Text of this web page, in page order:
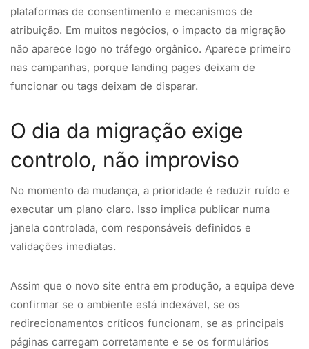
plataformas de consentimento e mecanismos de
atribuição. Em muitos negócios, o impacto da migração
não aparece logo no tráfego orgânico. Aparece primeiro
nas campanhas, porque landing pages deixam de
funcionar ou tags deixam de disparar.
O dia da migração exige
controlo, não improviso
No momento da mudança, a prioridade é reduzir ruído e
executar um plano claro. Isso implica publicar numa
janela controlada, com responsáveis definidos e
validações imediatas.
Assim que o novo site entra em produção, a equipa deve
confirmar se o ambiente está indexável, se os
redirecionamentos críticos funcionam, se as principais
páginas carregam corretamente e se os formulários